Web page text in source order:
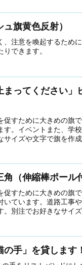
旗黄色反射）
、注意を喚起するため
できます。
まってください
促すために大きめの旗
す。イベントまた、学
サイズや文字で旗を作
角（伸縮棒ポール
促すために大きめの旗
いています。道路工事
。別注でお好きなサイ
の手」を貸します